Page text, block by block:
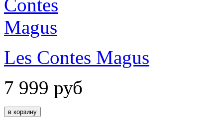
Les Contes Magus
7 999 руб